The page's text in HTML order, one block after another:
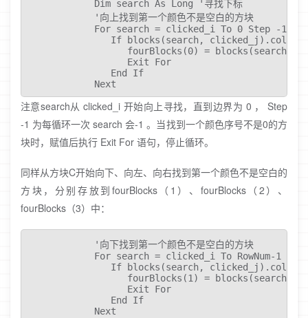
            Dim search As Long '寻找下标
            '向上找到第一个颜色不是空白的方块
            For search = clicked_i To 0 Step -1
If blocks(search,
fourBlocks(0) = blocks(search,
                  Exit For
               End If
            Next
注意search从 clicked_i 开始向上寻找，直到边界为 0 ， Step
-1 为每循环一次 search 会-1 。当找到一个颜色序号不是0的方
块时，赋值后执行 Exit For 语句，停止循环。
同样从方块C开始向下、向左、向右找到第一个颜色不是空白的
方块，分别存放到fourBlocks（1）、fourBlocks（2）、
fourBlocks（3）中：
            '向下找到第一个颜色不是空白的方块
            For search = clicked_i To RowNum-1
If blocks(search,
fourBlocks(1) = blocks(search,
                  Exit For
               End If
            Next